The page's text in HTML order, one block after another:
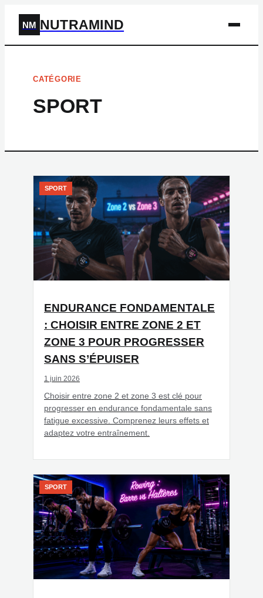
NM NUTRAMIND
CATÉGORIE
SPORT
SPORT
ENDURANCE FONDAMENTALE
: CHOISIR ENTRE ZONE 2 ET
ZONE 3 POUR PROGRESSER
SANS S’ÉPUISER
1 juin 2026
Choisir entre zone 2 et zone 3 est clé pour
progresser en endurance fondamentale sans
fatigue excessive. Comprenez leurs effets et
adaptez votre entraînement.
SPORT